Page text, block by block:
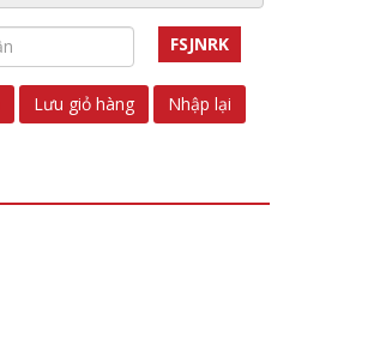
FSJNRK
Lưu giỏ hàng Nhập lại